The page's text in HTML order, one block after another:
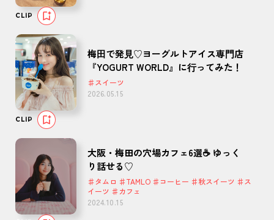
CLIP
梅⽥で発⾒♡ヨーグルトアイス専⾨店
『YOGURT WORLD』に⾏ってみた！
♯スイーツ
2026.05.15
CLIP
大阪・梅田の穴場カフェ6選☕️ ゆっく
り話せる♡
♯タムロ ♯TAMLO ♯コーヒー ♯秋スイーツ ♯ス
イーツ ♯カフェ
2024.10.15